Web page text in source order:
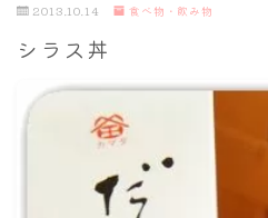
プロフィール
謎解き
ホテル滞在記
舞台・ライブ
2013.10.14 食べ物・飲み物
シラス丼